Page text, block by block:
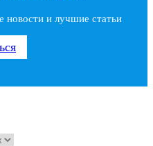
новости и лучшие статьи